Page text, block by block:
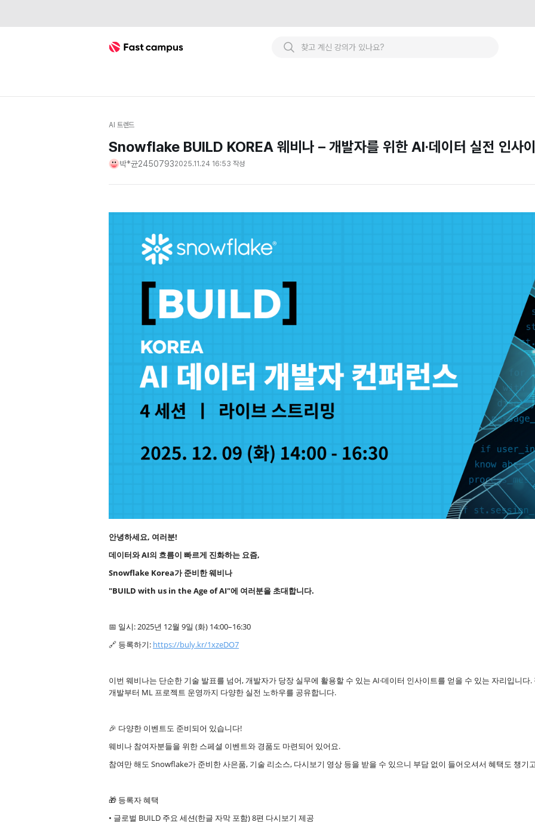
Fast Campus
AI 트렌드
Snowflake BUILD KOREA 웨비나 – 개발자를 위한 AI·데이터 실전 인사
박*균24507932025.11.24 16:53 작성
안녕하세요, 여러분!
데이터와 AI의 흐름이 빠르게 진화하는 요즘,
Snowflake Korea가 준비한 웨비나
"BUILD with us in the Age of AI"에 여러분을 초대합니다.
📅 일시: 2025년 12월 9일 (화) 14:00–16:30
🔗 등록하기: https://buly.kr/1xzeDO7
이번 웨비나는 단순한 기술 발표를 넘어, 개발자가 당장 실무에 활용할 수 있는 AI·데이터 인사이트를 얻을 수 있는 자리입니다
개발부터 ML 프로젝트 운영까지 다양한 실전 노하우를 공유합니다.
🎉 다양한 이벤트도 준비되어 있습니다!
웨비나 참여자분들을 위한 스페셜 이벤트와 경품도 마련되어 있어요.
참여만 해도 Snowflake가 준비한 사은품, 기술 리소스, 다시보기 영상 등을 받을 수 있으니 부담 없이 들어오셔서 혜택도 챙기
🎁 등록자 혜택
• 글로벌 BUIL D 주요 세션(한글 자막 포함) 8편 다시보기 제공